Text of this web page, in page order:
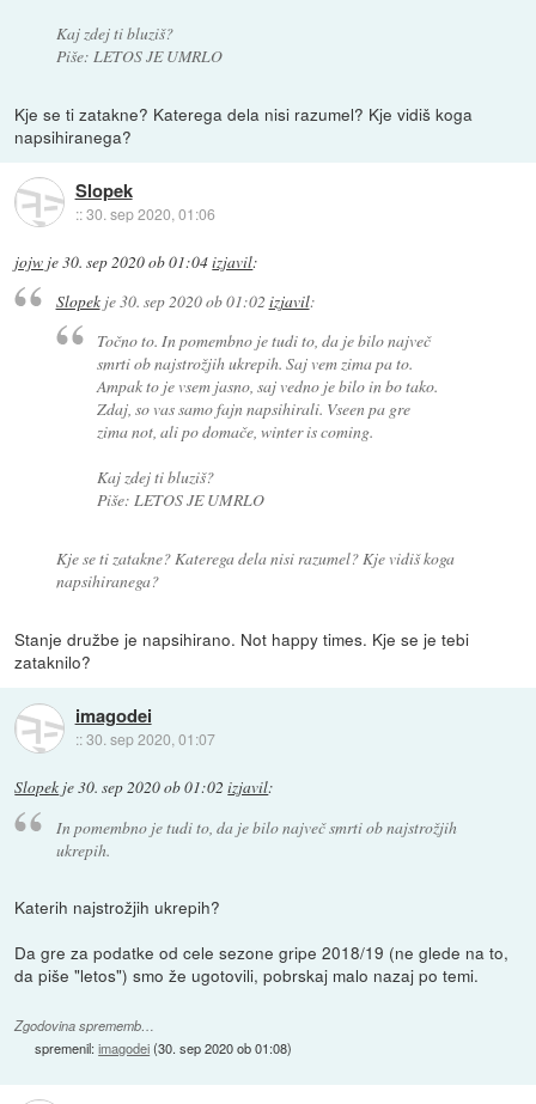
Kaj zdej ti bluziš?
Piše: LETOS JE UMRLO
Kje se ti zatakne? Katerega dela nisi razumel? Kje vidiš koga
napsihiranega?
Slopek
::30. sep 2020, 01:06
jojw je30. sep 2020 ob 01:04izjavil:
Slopekje30. sep 2020 ob 01:02 izjavil:
Točno to. In pomembno je tudi to, da je bilo največ
smrti ob najstrožjih ukrepih. Saj vem zima pa to.
Ampak to je vsem jasno, saj vedno je bilo in bo tako.
Zdaj, so vas samo fajn napsihirali. Vseen pa gre
zima not, ali po domače, winter is coming.
Kaj zdej ti bluziš?
Piše: LETOS JE UMRLO
Kje se ti zatakne? Katerega dela nisi razumel? Kje vidiš koga
napsihiranega?
Stanje družbe je napsihirano. Not happy times. Kje se je tebi
zataknilo?
imagodei
::30. sep 2020, 01:07
Slopek je30. sep 2020 ob 01:02 izjavil:
In pomembno je tudi to, da je bilo največ smrti ob najstrožjih
ukrepih.
Katerih najstrožjih ukrepih?
Da gre za podatke od cele sezone gripe 2018/19 (ne glede na to,
da piše "letos") smo že ugotovili, pobrskaj malo nazaj po temi.
Zgodovina sprememb…
spremenil:imagodei(30. sep 2020 ob 01:08)